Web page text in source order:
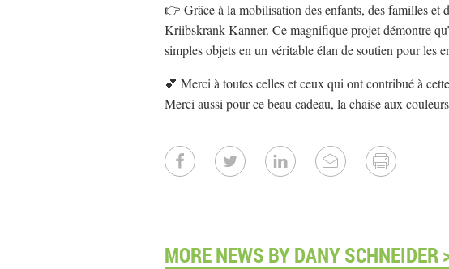
👉 Grâce à la mobilisation des enfants, des familles et
Kriibskrank Kanner. Ce magnifique projet démontre
simples objets en un véritable élan de soutien pour les
💕 Merci à toutes celles et ceux qui ont contribué à
Merci aussi pour ce beau cadeau, la chaise aux
MORE NEWS BY DANY SCHNEIDER